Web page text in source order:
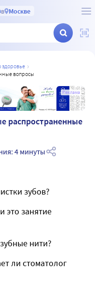
в Москве
здоровье
вопросы
Реклама
распространенные
4 минуты
зубов?
это занятие
нити?
ли стоматолог